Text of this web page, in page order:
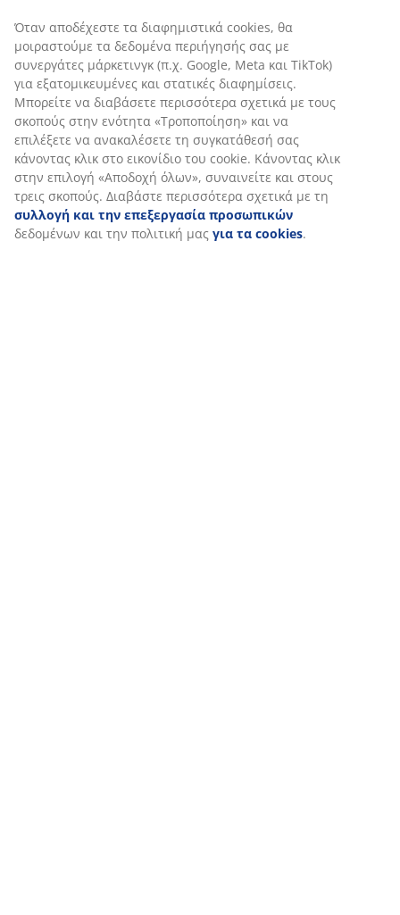
Όταν αποδέχεστε τα διαφημιστικά cookies, θα
μοιραστούμε τα δεδομένα περιήγησής σας με
συνεργάτες μάρκετινγκ (π.χ. Google, Meta και TikTok)
για εξατομικευμένες και στατικές διαφημίσεις.
Μπορείτε να διαβάσετε περισσότερα σχετικά με τους
σκοπούς στην ενότητα «Τροποποίηση» και να
επιλέξετε να ανακαλέσετε τη συγκατάθεσή σας
κάνοντας κλικ στο εικονίδιο του cookie. Κάνοντας κλικ
στην επιλογή «Αποδοχή όλων», συναινείτε και στους
τρεις σκοπούς. Διαβάστε περισσότερα σχετικά με τη
συλλογή και την επεξεργασία προσωπικών
δεδομένων και την πολιτική μας για τα cookies.